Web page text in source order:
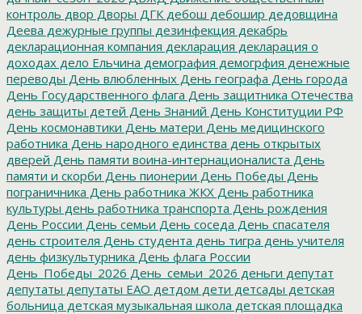
контроль двор Дворы ДГК дебош дебошир дедовщина
Деева дежурные группы дезинфекция декабрь
декларационная компания декларация декларация о
доходах дело Ельчина демография демогрфия денежные
переводы День влюбленных День географа День города
День Государственного флага День защитника Отечества
день защиты детей День Знаний День Конституции РФ
День космонавтики День матери День медицинского
работника День народного единства день открытых
дверей День памяти воина-интернационалиста День
памяти и скорби День пионерии День Победы День
пограничника День работника ЖКХ День работника
культуры день работника транспорта День рождения
День России День семьи День соседа День спасателя
день строителя День студента день тигра день учителя
день физкультурника День флага России
День_Победы_2026 День_семьи_2026 деньги депутат
депутаты депутаты ЕАО детдом дети детсады детская
больница детская музыкальная школа детская площадка